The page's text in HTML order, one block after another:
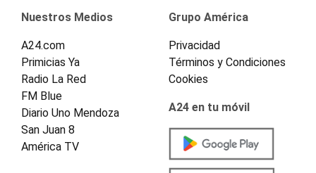
Nuestros Medios
A24.com
Primicias Ya
Radio La Red
FM Blue
Diario Uno Mendoza
San Juan 8
América TV
Grupo América
Privacidad
Términos y Condiciones
Cookies
A24 en tu móvil